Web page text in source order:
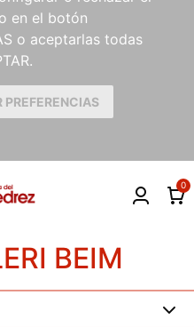
en el botón
o aceptarlas todas
PREFERENCIAS
0
BEIM